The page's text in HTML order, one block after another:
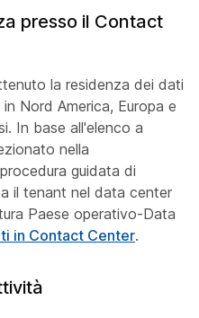
presso il Contact
la residenza dei dati
Nord America, Europa e
In base all'elenco a
nella
guidata di
il tenant nel data center
Paese operativo-Data
in Contact Center.